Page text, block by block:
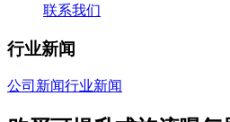
联系我们
行业新闻
公司新闻行业新闻